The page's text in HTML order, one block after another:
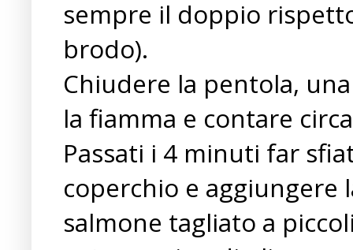
sempre il doppio
brodo).
Chiudere la pentola,
la fiamma e contare
Passati i 4 minuti far
coperchio e aggiungere
salmone tagliato a